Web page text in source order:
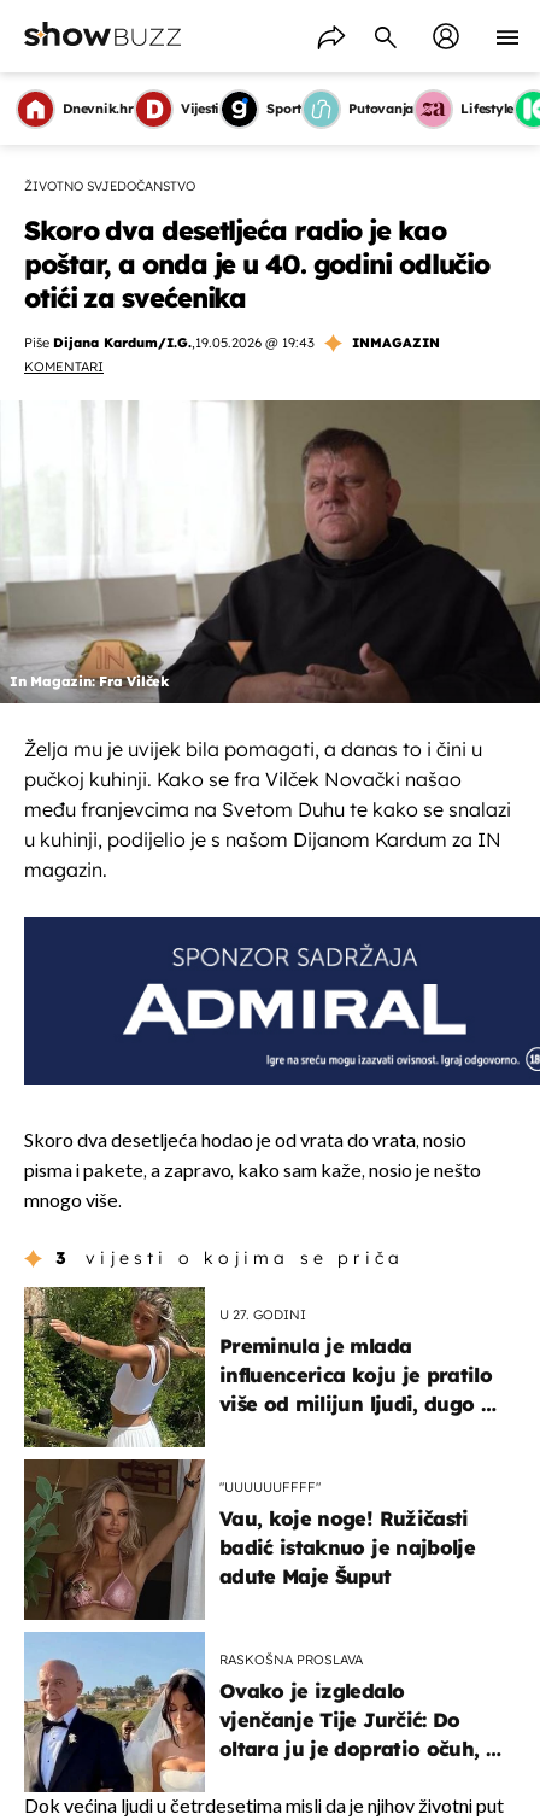
Dnevnik.hr Vijesti Sport Putovanja Lifestyle
ŽIVOTNO SVJEDOČANSTVO
Skoro dva desetljeća radio je kao
poštar, a onda je u 40. godini odlučio
otići za svećenika
Piše Dijana Kardum/I.G.,19.05.2026 @ 19:43
INMAGAZIN
KOMENTARI
In Magazin: Fra Vilček
Želja mu je uvijek bila pomagati, a danas to i čini u
pučkoj kuhinji. Kako se fra Vilček Novački našao
među franjevcima na Svetom Duhu te kako se snalazi
u kuhinji, podijelio je s našom Dijanom Kardum za IN
magazin.
Skoro dva desetljeća hodao je od vrata do vrata, nosio
pisma i pakete, a zapravo, kako sam kaže, nosio je nešto
mnogo više.
3 vijesti o kojima se priča
U 27. GODINI
Preminula je mlada
influencerica koju je pratilo
više od milijun ljudi, dugo se
"UUUUUUFFFF"
Vau, koje noge! Ružičasti
badić istaknuo je najbolje
adute Maje Šuput
RASKOŠNA PROSLAVA
Ovako je izgledalo
vjenčanje Tije Jurčić: Do
oltara ju je dopratio očuh, a
Dok većina ljudi u četrdesetima misli da je njihov životni put
OMOGUĆI OBAVIJESTI